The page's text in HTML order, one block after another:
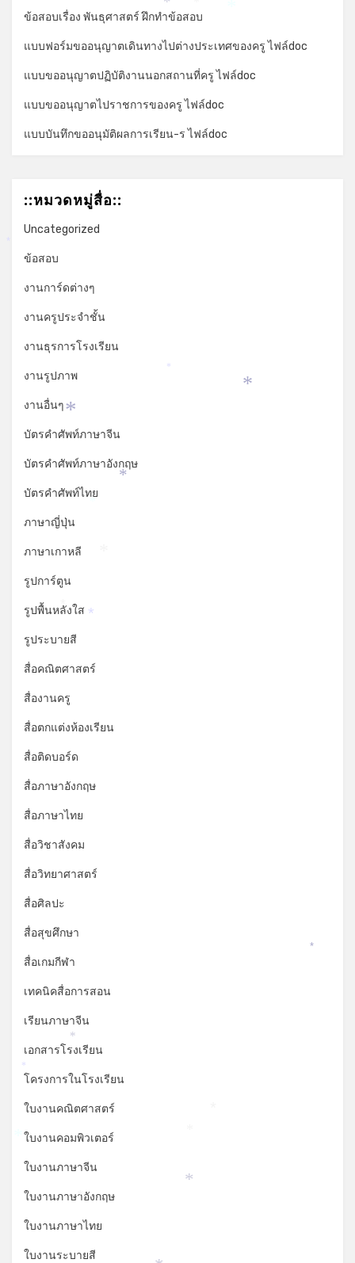
ข้อสอบเรื่อง พันธุศาสตร์ ฝึกทำข้อสอบ
แบบฟอร์มขออนุญาตเดินทางไปต่างประเทศของครู ไฟล์doc
แบบขออนุญาตปฏิบัติงานนอกสถานที่ครู ไฟล์doc
แบบขออนุญาตไปราชการของครู ไฟล์doc
แบบบันทึกขออนุมัติผลการเรียน-ร ไฟล์doc
::หมวดหมู่สื่อ::
Uncategorized
ข้อสอบ
งานการ์ดต่างๆ
งานครูประจำชั้น
งานธุรการโรงเรียน
งานรูปภาพ
งานอื่นๆ
บัตรคำศัพท์ภาษาจีน
บัตรคำศัพท์ภาษาอังกฤษ
บัตรคำศัพท์ไทย
ภาษาญี่ปุ่น
ภาษาเกาหลี
รูปการ์ตูน
รูปพื้นหลังใส
รูประบายสี
สื่อคณิตศาสตร์
สื่องานครู
สื่อตกแต่งห้องเรียน
สื่อติดบอร์ด
สื่อภาษาอังกฤษ
สื่อภาษาไทย
สื่อวิชาสังคม
สื่อวิทยาศาสตร์
สื่อศิลปะ
สื่อสุขศึกษา
สื่อเกมกีฬา
เทคนิคสื่อการสอน
เรียนภาษาจีน
เอกสารโรงเรียน
โครงการในโรงเรียน
ใบงานคณิตศาสตร์
ใบงานคอมพิวเตอร์
ใบงานภาษาจีน
ใบงานภาษาอังกฤษ
ใบงานภาษาไทย
ใบงานระบายสี
*
*
*
*
*
*
*